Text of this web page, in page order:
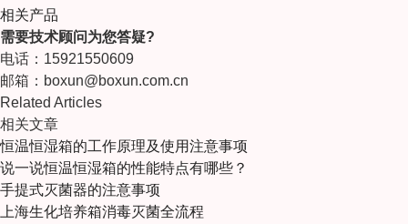
相关产品
需要技术顾问为您答疑?
电话：15921550609
邮箱：boxun@boxun.com.cn
Related Articles
相关文章
恒温恒湿箱的工作原理及使用注意事项
说一说恒温恒湿箱的性能特点有哪些？
手提式灭菌器的注意事项
上海生化培养箱消毒灭菌全流程